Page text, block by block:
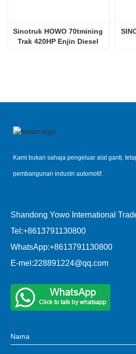
Sinotruk HOWO 70tmining
Trak 420HP Enjin Diesel
Kami bukan sahaja pengeluar alat ganti,
pembangunan industri automotif.
Shandong Yowo International
Tel:+8613791130800
WhatsApp:+8613791130800
E-mel:228891224@qq.com